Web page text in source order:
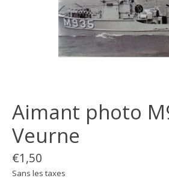
Aimant photo
Veurne
€1,50
Sans les taxes